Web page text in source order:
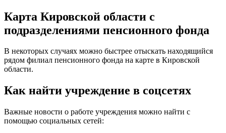
Карта Кировской области с
подразделениями пенсионного фонда
В некоторых случаях можно быстрее отыскать находящийся
рядом филиал пенсионного фонда на карте в Кировской
области.
Как найти учреждение в соцсетях
Важные новости о работе учреждения можно найти с
помощью социальных сетей: